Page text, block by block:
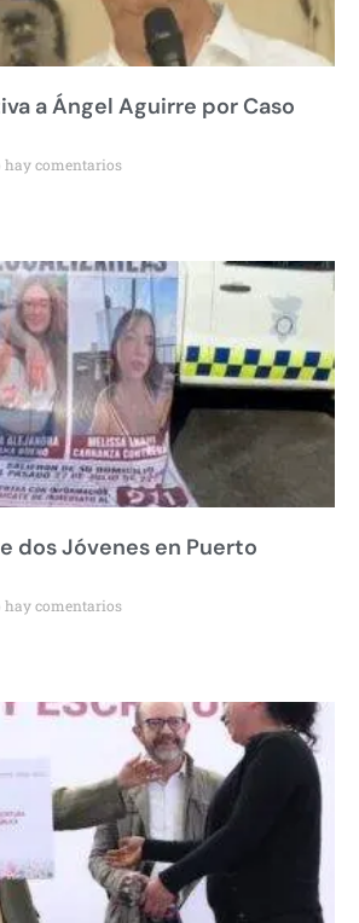
a Ángel Aguirre por Caso
hay comentarios
dos Jóvenes en Puerto
hay comentarios